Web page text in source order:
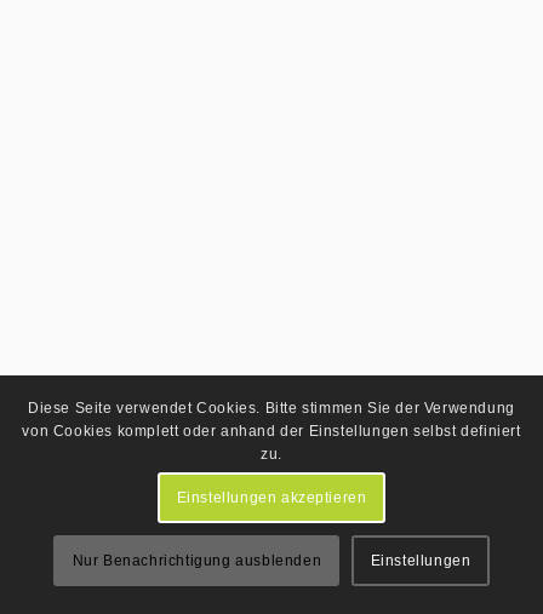
Diese Seite verwendet Cookies. Bitte stimmen Sie der Verwendung
von Cookies komplett oder anhand der Einstellungen selbst definiert
zu.
Einstellungen akzeptieren
Nur Benachrichtigung ausblenden Einstellungen